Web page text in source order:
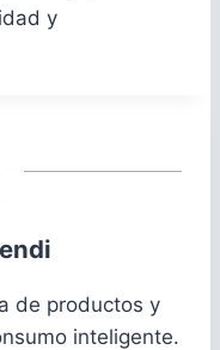
y
de productos y
inteligente.